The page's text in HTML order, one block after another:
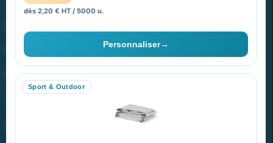
dès 2,20 € HT / 5000 u.
Personnaliser→
Sport & Outdoor
40 rue Madeleine Michelis
92 200 Neuilly